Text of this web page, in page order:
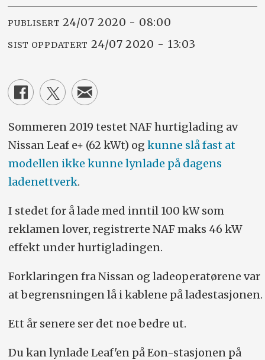
PUBLISERT 24/07 2020 - 08:00
SIST OPPDATERT 24/07 2020 - 13:03
Sommeren 2019 testet NAF hurtiglading av
Nissan Leaf e+ (62 kWt) og kunne slå fast at
modellen ikke kunne lynlade på dagens
ladenettverk.
I stedet for å lade med inntil 100 kW som
reklamen lover, registrerte NAF maks 46 kW
effekt under hurtigladingen.
Forklaringen fra Nissan og ladeoperatørene var
at begrensningen lå i kablene på ladestasjonen.
Ett år senere ser det noe bedre ut.
Du kan lynlade Leaf'en på Eon-stasjonen på